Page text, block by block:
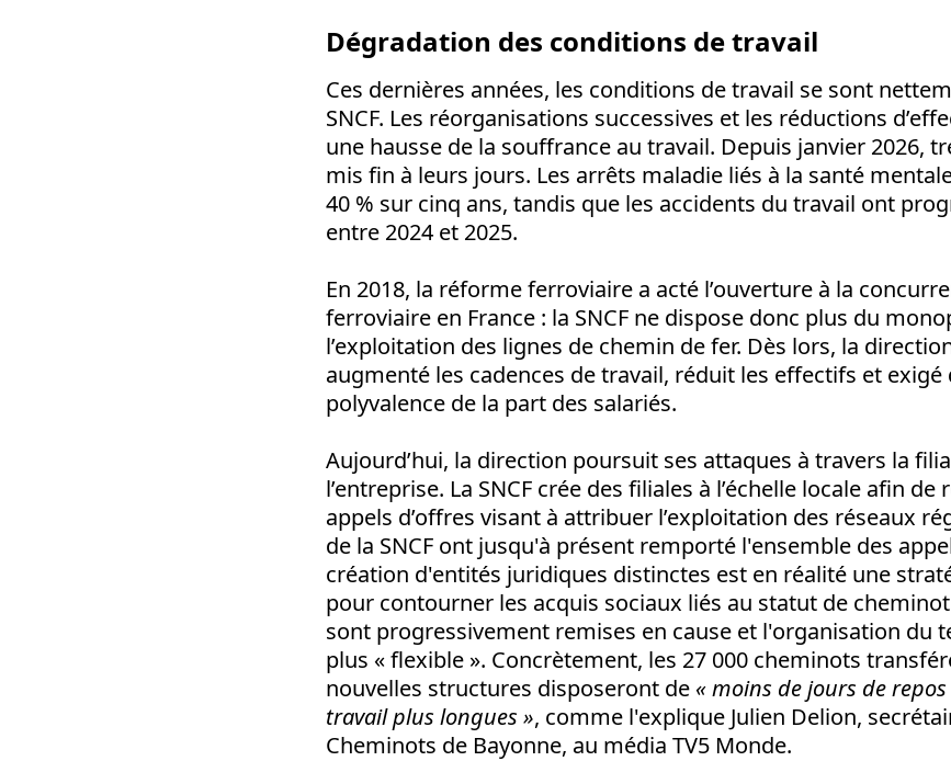
Dégradation des conditions de travail
Ces dernières années, les conditions de travail se sont
SNCF. Les réorganisations successives et les réductions
une hausse de la souffrance au travail. Depuis janvier 2026,
mis fin à leurs jours. Les arrêts maladie liés à la santé
40 % sur cinq ans, tandis que les accidents du travail ont
entre 2024 et 2025.
En 2018, la réforme ferroviaire a acté l’ouverture à la
ferroviaire en France : la SNCF ne dispose donc plus du
l’exploitation des lignes de chemin de fer. Dès lors, la
augmenté les cadences de travail, réduit les effectifs et exigé
polyvalence de la part des salariés.
Aujourd’hui, la direction poursuit ses attaques à travers la
l’entreprise. La SNCF crée des filiales à l’échelle locale afin de
appels d’offres visant à attribuer l’exploitation des réseaux
de la SNCF ont jusqu'à présent remporté l'ensemble des
création d'entités juridiques distinctes est en réalité une
pour contourner les acquis sociaux liés au statut de
sont progressivement remises en cause et l'organisation du
plus « flexible ». Concrètement, les 27 000 cheminots
nouvelles structures disposeront de « moins de jours de
travail plus longues », comme l'explique Julien Delion,
Cheminots de Bayonne, au média TV5 Monde.